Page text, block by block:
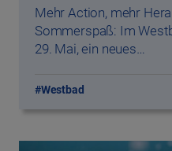
Mehr Action, mehr
Sommerspaß: Im
29. Mai, ein neues…
#Westbad